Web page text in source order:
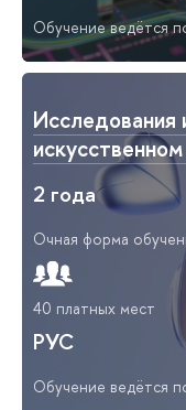
Обучение ведётся
Исследования
2 года
Очная форма
40 платных мест
РУС
Обучение ведётся